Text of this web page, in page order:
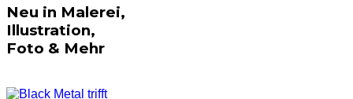
Neu in Malerei,
Illustration,
Foto & Mehr